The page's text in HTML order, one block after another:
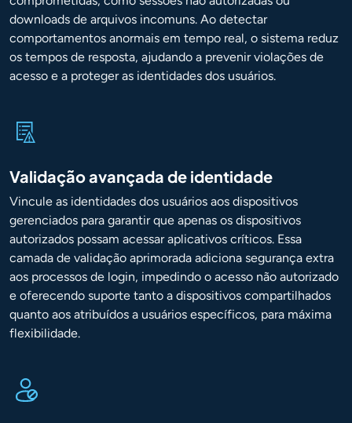
downloads de arquivos incomuns. Ao detectar
comportamentos anormais em tempo real, o sistema reduz
os tempos de resposta, ajudando a prevenir violações de
acesso e a proteger as identidades dos usuários.
Validação avançada de identidade
Vincule as identidades dos usuários aos dispositivos
gerenciados para garantir que apenas os dispositivos
autorizados possam acessar aplicativos críticos. Essa
camada de validação aprimorada adiciona segurança extra
aos processos de login, impedindo o acesso não autorizado
e oferecendo suporte tanto a dispositivos compartilhados
quanto aos atribuídos a usuários específicos, para máxima
flexibilidade.